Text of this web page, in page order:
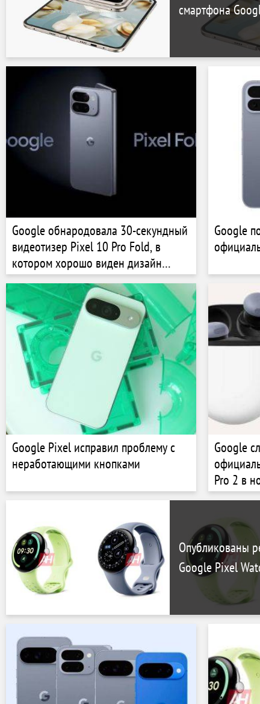
смартфона
Google обнародовала 30-секундный
видеотизер Pixel 10 Pro Fold, в
котором хорошо виден дизайн
смартфона
Google
Google Pixel исправил проблему с
неработающими кнопками
Google
Pro 2 в
Опубликованы
Google Pixel